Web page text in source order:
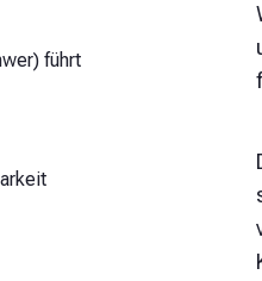
führt